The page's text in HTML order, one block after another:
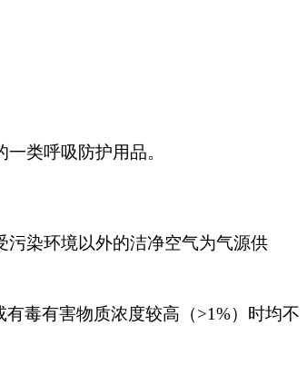
类呼吸防护用品。
染环境以外的洁净空气为气源供
毒有害物质浓度较高（>1%）时均不